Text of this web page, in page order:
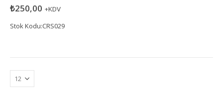
05 üzerinden
₺250,00 +KDV
Stok Kodu:CRS029